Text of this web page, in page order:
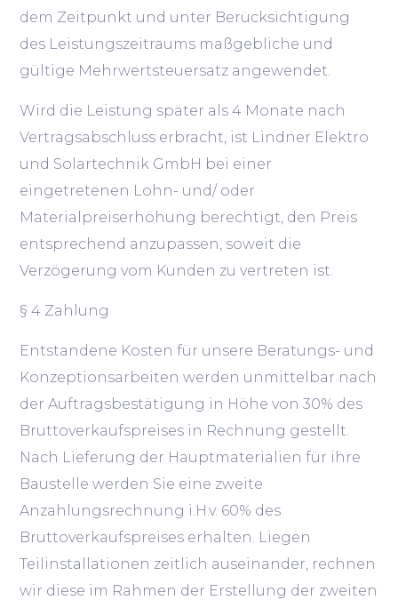
dem Zeitpunkt und unter Berücksichtigung
des Leistungszeitraums maßgebliche und
gültige Mehrwertsteuersatz angewendet.
Wird die Leistung später als 4 Monate nach
Vertragsabschluss erbracht, ist Lindner Elektro
und Solartechnik GmbH bei einer
eingetretenen Lohn- und/ oder
Materialpreiserhöhung berechtigt, den Preis
entsprechend anzupassen, soweit die
Verzögerung vom Kunden zu vertreten ist.
§ 4 Zahlung
Entstandene Kosten für unsere Beratungs- und
Konzeptionsarbeiten werden unmittelbar nach
der Auftragsbestätigung in Höhe von 30% des
Bruttoverkaufspreises in Rechnung gestellt.
Nach Lieferung der Hauptmaterialien für ihre
Baustelle werden Sie eine zweite
Anzahlungsrechnung i.H.v. 60% des
Bruttoverkaufspreises erhalten. Liegen
Teilinstallationen zeitlich auseinander, rechnen
wir diese im Rahmen der Erstellung der zweiten